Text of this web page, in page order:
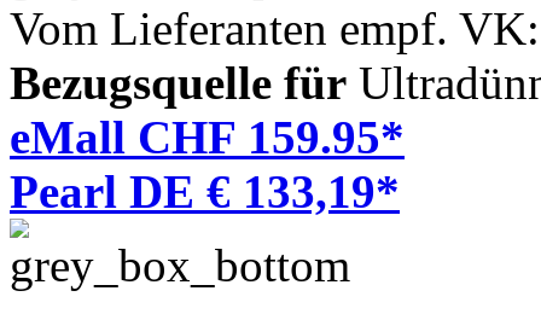
Vom Lieferanten empf.
Bezugsquelle für
eMall CHF 159.95*
Pearl DE € 133,19*